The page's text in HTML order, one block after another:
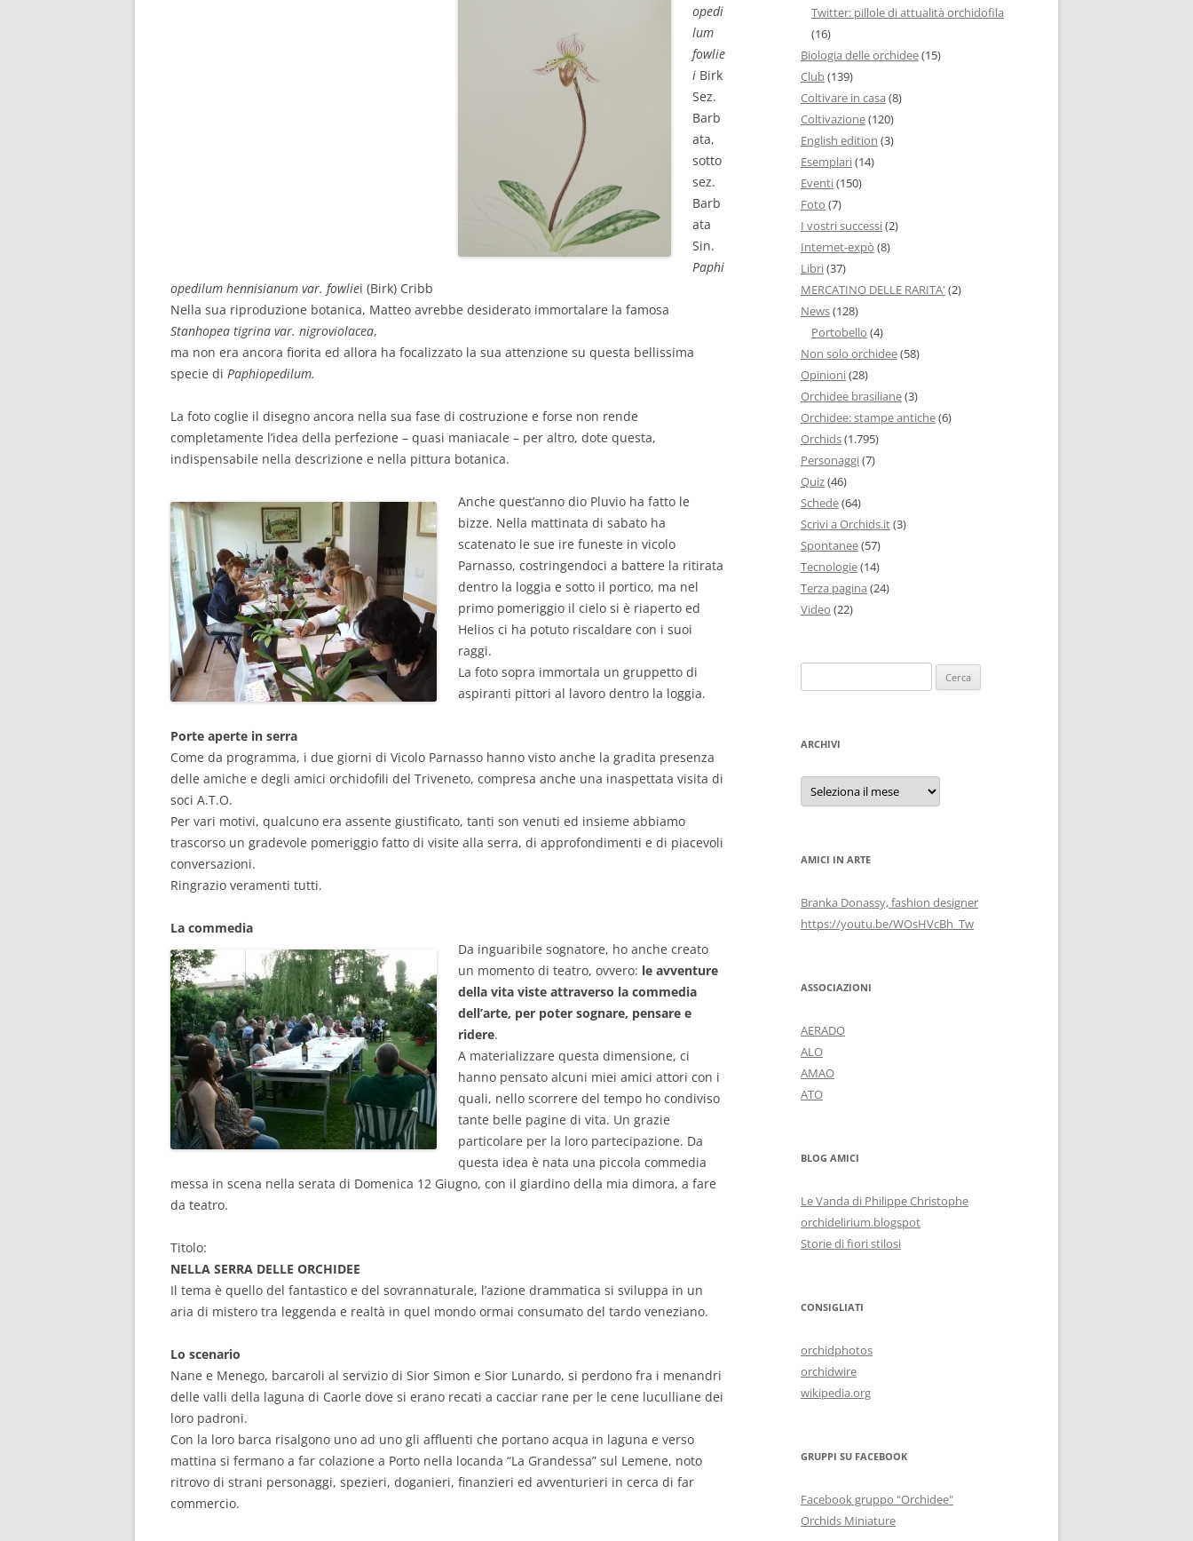
opedi
lum
fowlie
i Birk
Sez.
Barb
ata,
sotto
sez.
Barb
ata
Sin.
Paphi
opedilum hennisianum var. fowliei (Birk) Cribb
Nella sua riproduzione botanica, Matteo avrebbe desiderato immortalare la famosa
Stanhopea tigrina var. nigroviolacea,
ma non era ancora fiorita ed allora ha focalizzato la sua attenzione su questa bellissima
specie di Paphiopedilum.
La foto coglie il disegno ancora nella sua fase di costruzione e forse non rende
completamente l’idea della perfezione – quasi maniacale – per altro, dote questa,
indispensabile nella descrizione e nella pittura botanica.
Anche quest’anno dio Pluvio ha fatto le
bizze. Nella mattinata di sabato ha
scatenato le sue ire funeste in vicolo
Parnasso, costringendoci a battere la ritirata
dentro la loggia e sotto il portico, ma nel
primo pomeriggio il cielo si è riaperto ed
Helios ci ha potuto riscaldare con i suoi
raggi.
La foto sopra immortala un gruppetto di
aspiranti pittori al lavoro dentro la loggia.
Porte aperte in serra
Come da programma, i due giorni di Vicolo Parnasso hanno visto anche la gradita presenza
delle amiche e degli amici orchidofili del Triveneto, compresa anche una inaspettata visita di
soci A.T.O.
Per vari motivi, qualcuno era assente giustificato, tanti son venuti ed insieme abbiamo
trascorso un gradevole pomeriggio fatto di visite alla serra, di approfondimenti e di piacevoli
conversazioni.
Ringrazio veramenti tutti.
La commedia
Da inguaribile sognatore, ho anche creato
un momento di teatro, ovvero: le avventure
della vita viste attraverso la commedia
dell’arte, per poter sognare, pensare e
ridere.
A materializzare questa dimensione, ci
hanno pensato alcuni miei amici attori con i
quali, nello scorrere del tempo ho condiviso
tante belle pagine di vita. Un grazie
particolare per la loro partecipazione. Da
questa idea è nata una piccola commedia
messa in scena nella serata di Domenica 12 Giugno, con il giardino della mia dimora, a fare
da teatro.
Titolo:
NELLA SERRA DELLE ORCHIDEE
Il tema è quello del fantastico e del sovrannaturale, l’azione drammatica si sviluppa in un
aria di mistero tra leggenda e realtà in quel mondo ormai consumato del tardo veneziano.
Lo scenario
Nane e Menego, barcaroli al servizio di Sior Simon e Sior Lunardo, si perdono fra i menandri
delle valli della laguna di Caorle dove si erano recati a cacciar rane per le cene luculliane dei
loro padroni.
Con la loro barca risalgono uno ad uno gli affluenti che portano acqua in laguna e verso
mattina si fermano a far colazione a Porto nella locanda “La Grandessa” sul Lemene, noto
ritrovo di strani personaggi, spezieri, doganieri, finanzieri ed avventurieri in cerca di far
commercio.
Twitter: pillole di attualità orchidofila
(16)
Biologia delle orchidee(15)
Club(139)
Coltivare in casa (8)
Coltivazione(120)
English edition (3)
Esemplari(14)
Eventi(150)
Foto (7)
I vostri successi(2)
Internet-expò (8)
Libri(37)
MERCATINO DELLE RARITA' (2)
News(128)
Portobello (4)
Non solo orchidee(58)
Opinioni(28)
Orchidee brasiliane(3)
Orchidee: stampe antiche(6)
Orchids(1.795)
Personaggi(7)
Quiz(46)
Schede(64)
Scrivi a Orchids.it(3)
Spontanee(57)
Tecnologie(14)
Terza pagina (24)
Video (22)
per:
ARCHIVI
Archivi
AMICI IN ARTE
Branka Donassy, fashion designer
https://youtu.be/WOsHVcBh_Tw
ASSOCIAZIONI
AERADO
ALO
AMAO
ATO
BLOG AMICI
Le Vanda di Philippe Christophe
orchidelirium.blogspot
Storie di fiori stilosi
CONSIGLIATI
orchidphotos
orchidwire
wikipedia.org
GRUPPI SU FACEBOOK
Facebook gruppo "Orchidee"
Orchids Miniature